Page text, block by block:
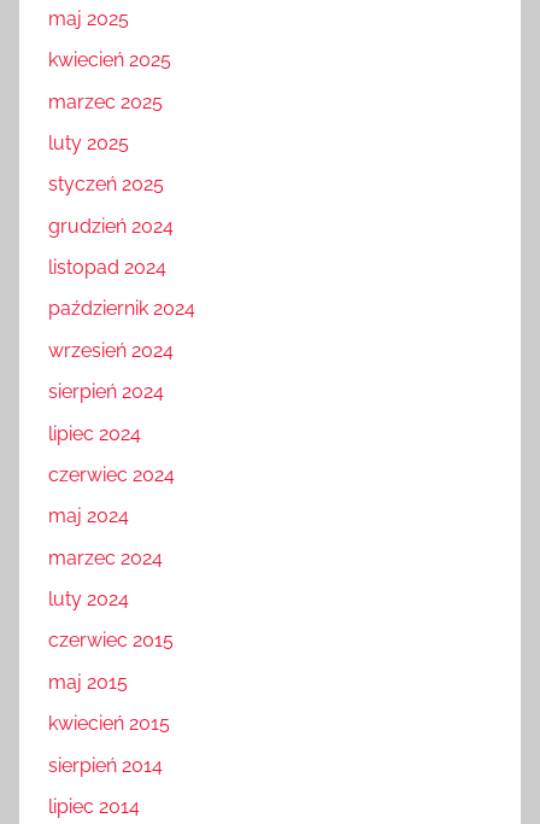
maj 2025
kwiecień 2025
marzec 2025
luty 2025
styczeń 2025
grudzień 2024
listopad 2024
październik 2024
wrzesień 2024
sierpień 2024
lipiec 2024
czerwiec 2024
maj 2024
marzec 2024
luty 2024
czerwiec 2015
maj 2015
kwiecień 2015
sierpień 2014
lipiec 2014